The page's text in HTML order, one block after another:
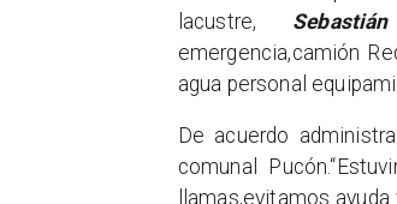
lacustre,
emergencia,camión
agua personal
De acuerdo
comunal
llamas,evitamos